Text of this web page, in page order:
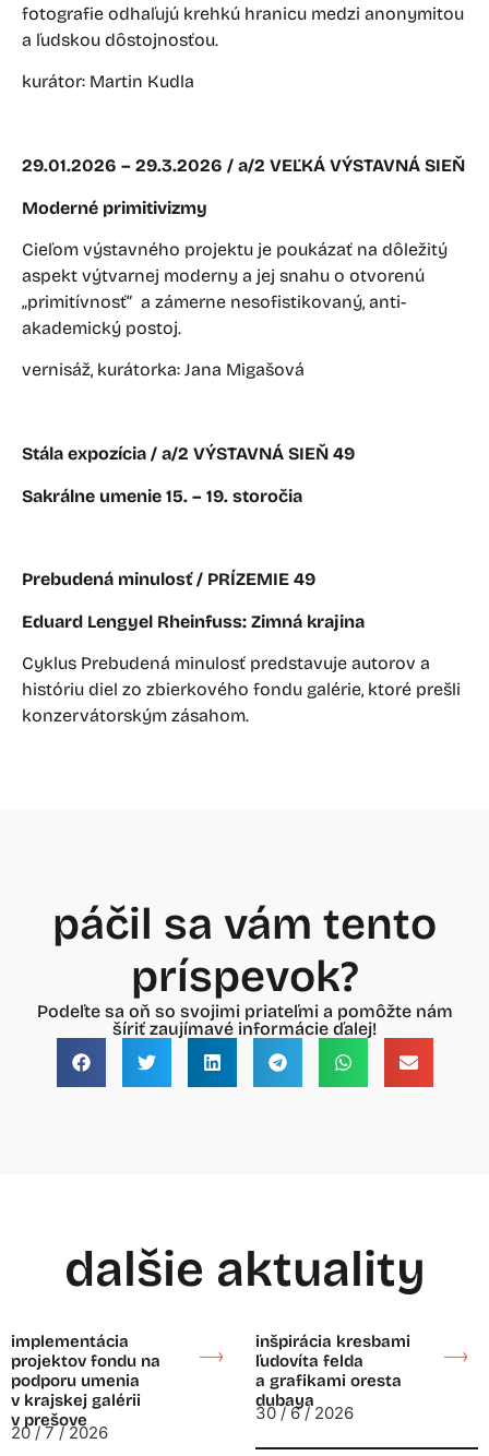
fotografie odhaľujú krehkú hranicu medzi anonymitou
a ľudskou dôstojnosťou.
kurátor: Martin Kudla
29.01.2026 – 29.3.2026 / a/2 VEĽKÁ VÝSTAVNÁ SIEŇ
Moderné primitivizmy
Cieľom výstavného projektu je poukázať na dôležitý
aspekt výtvarnej moderny a jej snahu o otvorenú
„primitívnosť“ a zámerne nesofistikovaný, anti-
akademický postoj.
vernisáž, kurátorka: Jana Migašová
Stála expozícia / a/2 VÝSTAVNÁ SIEŇ 49
Sakrálne umenie 15. – 19. storočia
Prebudená minulosť / PRÍZEMIE 49
Eduard Lengyel Rheinfuss: Zimná krajina
Cyklus Prebudená minulosť predstavuje autorov a
históriu diel zo zbierkového fondu galérie, ktoré prešli
konzervátorským zásahom.
páčil sa vám tento
príspevok?
Podeľte sa oň so svojimi priateľmi a pomôžte nám
šíriť zaujímavé informácie ďalej!
dalšie aktuality
implementácia
projektov fondu na
podporu umenia
v krajskej galérii
v prešove
20 / 7 / 2026
inšpirácia kresbami
ľudovíta felda
a grafikami oresta
dubaya
30 / 6 / 2026